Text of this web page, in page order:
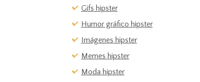
Gifs hipster
Humor gráfico hipster
Imágenes hipster
Memes hipster
Moda hipster